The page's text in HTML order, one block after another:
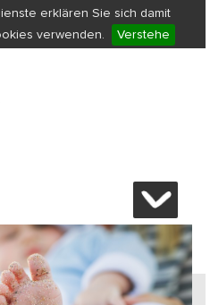
erklären Sie sich damit
verwenden.
Verstehe